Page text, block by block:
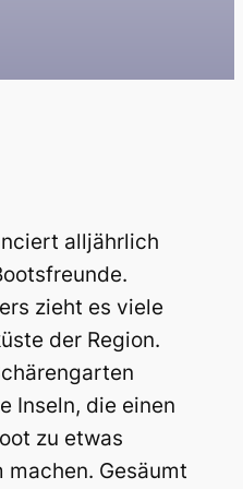
alljährlich
zieht es viele
der Region.
Inseln, die einen
zu etwas
Gesäumt